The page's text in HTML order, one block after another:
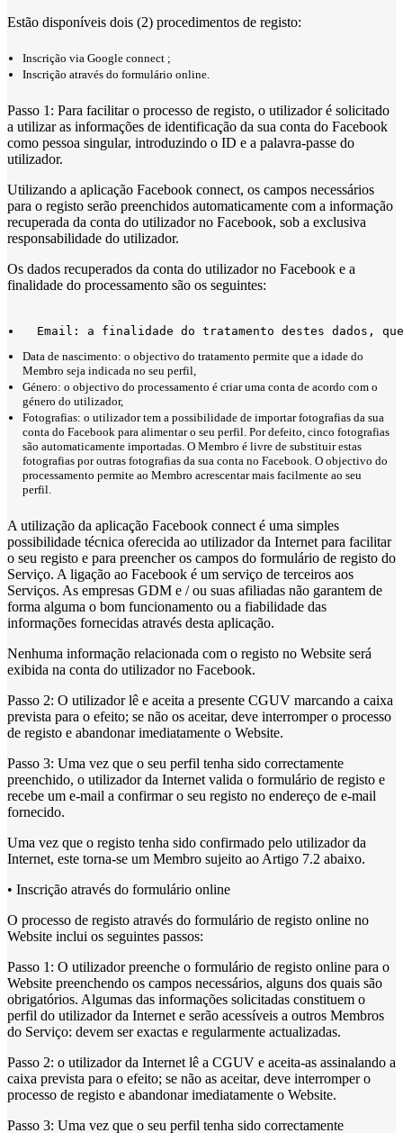
Estão disponíveis dois (2) procedimentos de registo:
Inscrição via Google connect ;
Inscrição através do formulário online.
Passo 1: Para facilitar o processo de registo, o utilizador é solicitado
a utilizar as informações de identificação da sua conta do Facebook
como pessoa singular, introduzindo o ID e a palavra-passe do
utilizador.
Utilizando a aplicação Facebook connect, os campos necessários
para o registo serão preenchidos automaticamente com a informação
recuperada da conta do utilizador no Facebook, sob a exclusiva
responsabilidade do utilizador.
Os dados recuperados da conta do utilizador no Facebook e a
finalidade do processamento são os seguintes:
Email: a finalidade do tratamento destes dados,
Data de nascimento: o objectivo do tratamento permite que a idade do
Membro seja indicada no seu perfil,
Género: o objectivo do processamento é criar uma conta de acordo com o
género do utilizador,
Fotografias: o utilizador tem a possibilidade de importar fotografias da sua
conta do Facebook para alimentar o seu perfil. Por defeito, cinco fotografias
são automaticamente importadas. O Membro é livre de substituir estas
fotografias por outras fotografias da sua conta no Facebook. O objectivo do
processamento permite ao Membro acrescentar mais facilmente ao seu
perfil.
A utilização da aplicação Facebook connect é uma simples
possibilidade técnica oferecida ao utilizador da Internet para facilitar
o seu registo e para preencher os campos do formulário de registo do
Serviço. A ligação ao Facebook é um serviço de terceiros aos
Serviços. As empresas GDM e / ou suas afiliadas não garantem de
forma alguma o bom funcionamento ou a fiabilidade das
informações fornecidas através desta aplicação.
Nenhuma informação relacionada com o registo no Website será
exibida na conta do utilizador no Facebook.
Passo 2: O utilizador lê e aceita a presente CGUV marcando a caixa
prevista para o efeito; se não os aceitar, deve interromper o processo
de registo e abandonar imediatamente o Website.
Passo 3: Uma vez que o seu perfil tenha sido correctamente
preenchido, o utilizador da Internet valida o formulário de registo e
recebe um e-mail a confirmar o seu registo no endereço de e-mail
fornecido.
Uma vez que o registo tenha sido confirmado pelo utilizador da
Internet, este torna-se um Membro sujeito ao Artigo 7.2 abaixo.
• Inscrição através do formulário online
O processo de registo através do formulário de registo online no
Website inclui os seguintes passos:
Passo 1: O utilizador preenche o formulário de registo online para o
Website preenchendo os campos necessários, alguns dos quais são
obrigatórios. Algumas das informações solicitadas constituem o
perfil do utilizador da Internet e serão acessíveis a outros Membros
do Serviço: devem ser exactas e regularmente actualizadas.
Passo 2: o utilizador da Internet lê a CGUV e aceita-as assinalando a
caixa prevista para o efeito; se não as aceitar, deve interromper o
processo de registo e abandonar imediatamente o Website.
Passo 3: Uma vez que o seu perfil tenha sido correctamente